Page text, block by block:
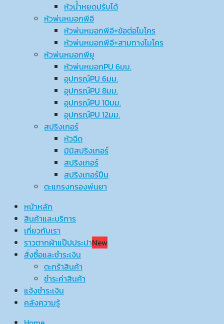
หัวน้ำหยดปรับได้
หัวพ่นหมอกพีอี
หัวพ่นหมอกพีอี+ข้อต่อไมโคร
หัวพ่นหมอกพีอี+สามทางไมโคร
หัวพ่นหมอกพียู
หัวพ่นหมอกPU 6มม.
อุปกรณ์ฺPU 6มม.
อุปกรณ์ฺPU 8มม.
อุปกรณ์ฺPU 10มม.
อุปกรณ์ฺPU 12มม.
สปริงเกอร์
หัวฉีด
มินิสปริงเกอร์
สปริงเกอร์
สปริงเกอร์ปืน
ตะแกรงกรองพ่นยา
หน้าหลัก
สินค้าและบริการ
เกี่ยวกับเรา
ราวตากผ้าแป๊ปประปาNew
สั่งซื้อและชำระเงิน
ตะกร้าสินค้า
ชำระค่าสินค้า
แจ้งชำระเงิน
คลังความรู้